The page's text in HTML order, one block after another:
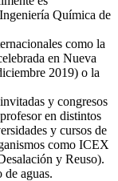
Química de
como la
en Nueva
2019) o la
y congresos
en distintos
y cursos de
como ICEX
y Reuso).
de aguas.